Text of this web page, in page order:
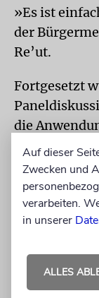
»Es ist
der
Re’ut.
Fortgesetzt
die
im Kampf
Auf dieser
Zwecken und
verarbeiten.
in unserer
ALLES